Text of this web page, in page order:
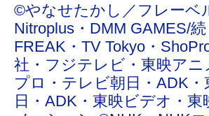
©やなせたかし／フレーベ
Nitroplus・DMM GAMES/
FREAK・TV Tokyo・
社・フジテレビ・東映アニ
プロ・テレビ朝日・ADK
日・ADK・東映ビデオ・